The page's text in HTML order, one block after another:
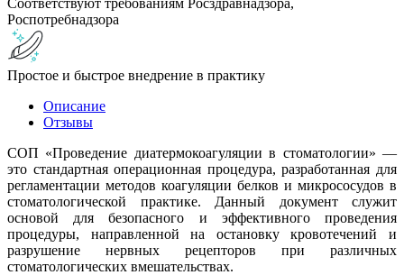
Роспотребнадзора
Простое и быстрое внедрение в практику
Описание
Отзывы
СОП «Проведение диатермокоагуляции в стоматологии» —
это стандартная операционная процедура, разработанная для
регламентации методов коагуляции белков и микрососудов в
стоматологической практике. Данный документ служит
основой для безопасного и эффективного проведения
процедуры, направленной на остановку кровотечений и
разрушение нервных рецепторов при различных
стоматологических вмешательствах.